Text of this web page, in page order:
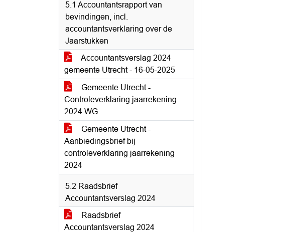
5.1 Accountantsrapport van
bevindingen, incl.
accountantsverklaring over de
Jaarstukken
Accountantsverslag 2024
gemeente Utrecht - 16-05-2025
Gemeente Utrecht -
Controleverklaring jaarrekening
2024 WG
Gemeente Utrecht -
Aanbiedingsbrief bij
controleverklaring jaarrekening
2024
5.2 Raadsbrief
Accountantsverslag 2024
Raadsbrief
Accountantsverslag 2024